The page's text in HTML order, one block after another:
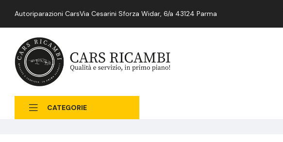
Autoriparazioni CarsVia Cesarini Sforza Widar, 6/a 43124 Parma
CATEGORIE